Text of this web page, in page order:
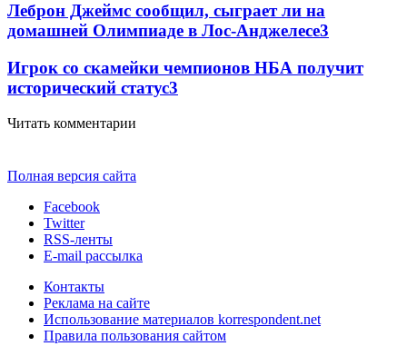
Леброн Джеймс сообщил, сыграет ли на
домашней Олимпиаде в Лос-Анджелесе3
Игрок со скамейки чемпионов НБА получит
исторический статус3
Читать комментарии
Полная версия сайта
Facebook
Twitter
RSS-ленты
E-mail рассылка
Контакты
Реклама на сайте
Использование материалов korrespondent.net
Правила пользования сайтом